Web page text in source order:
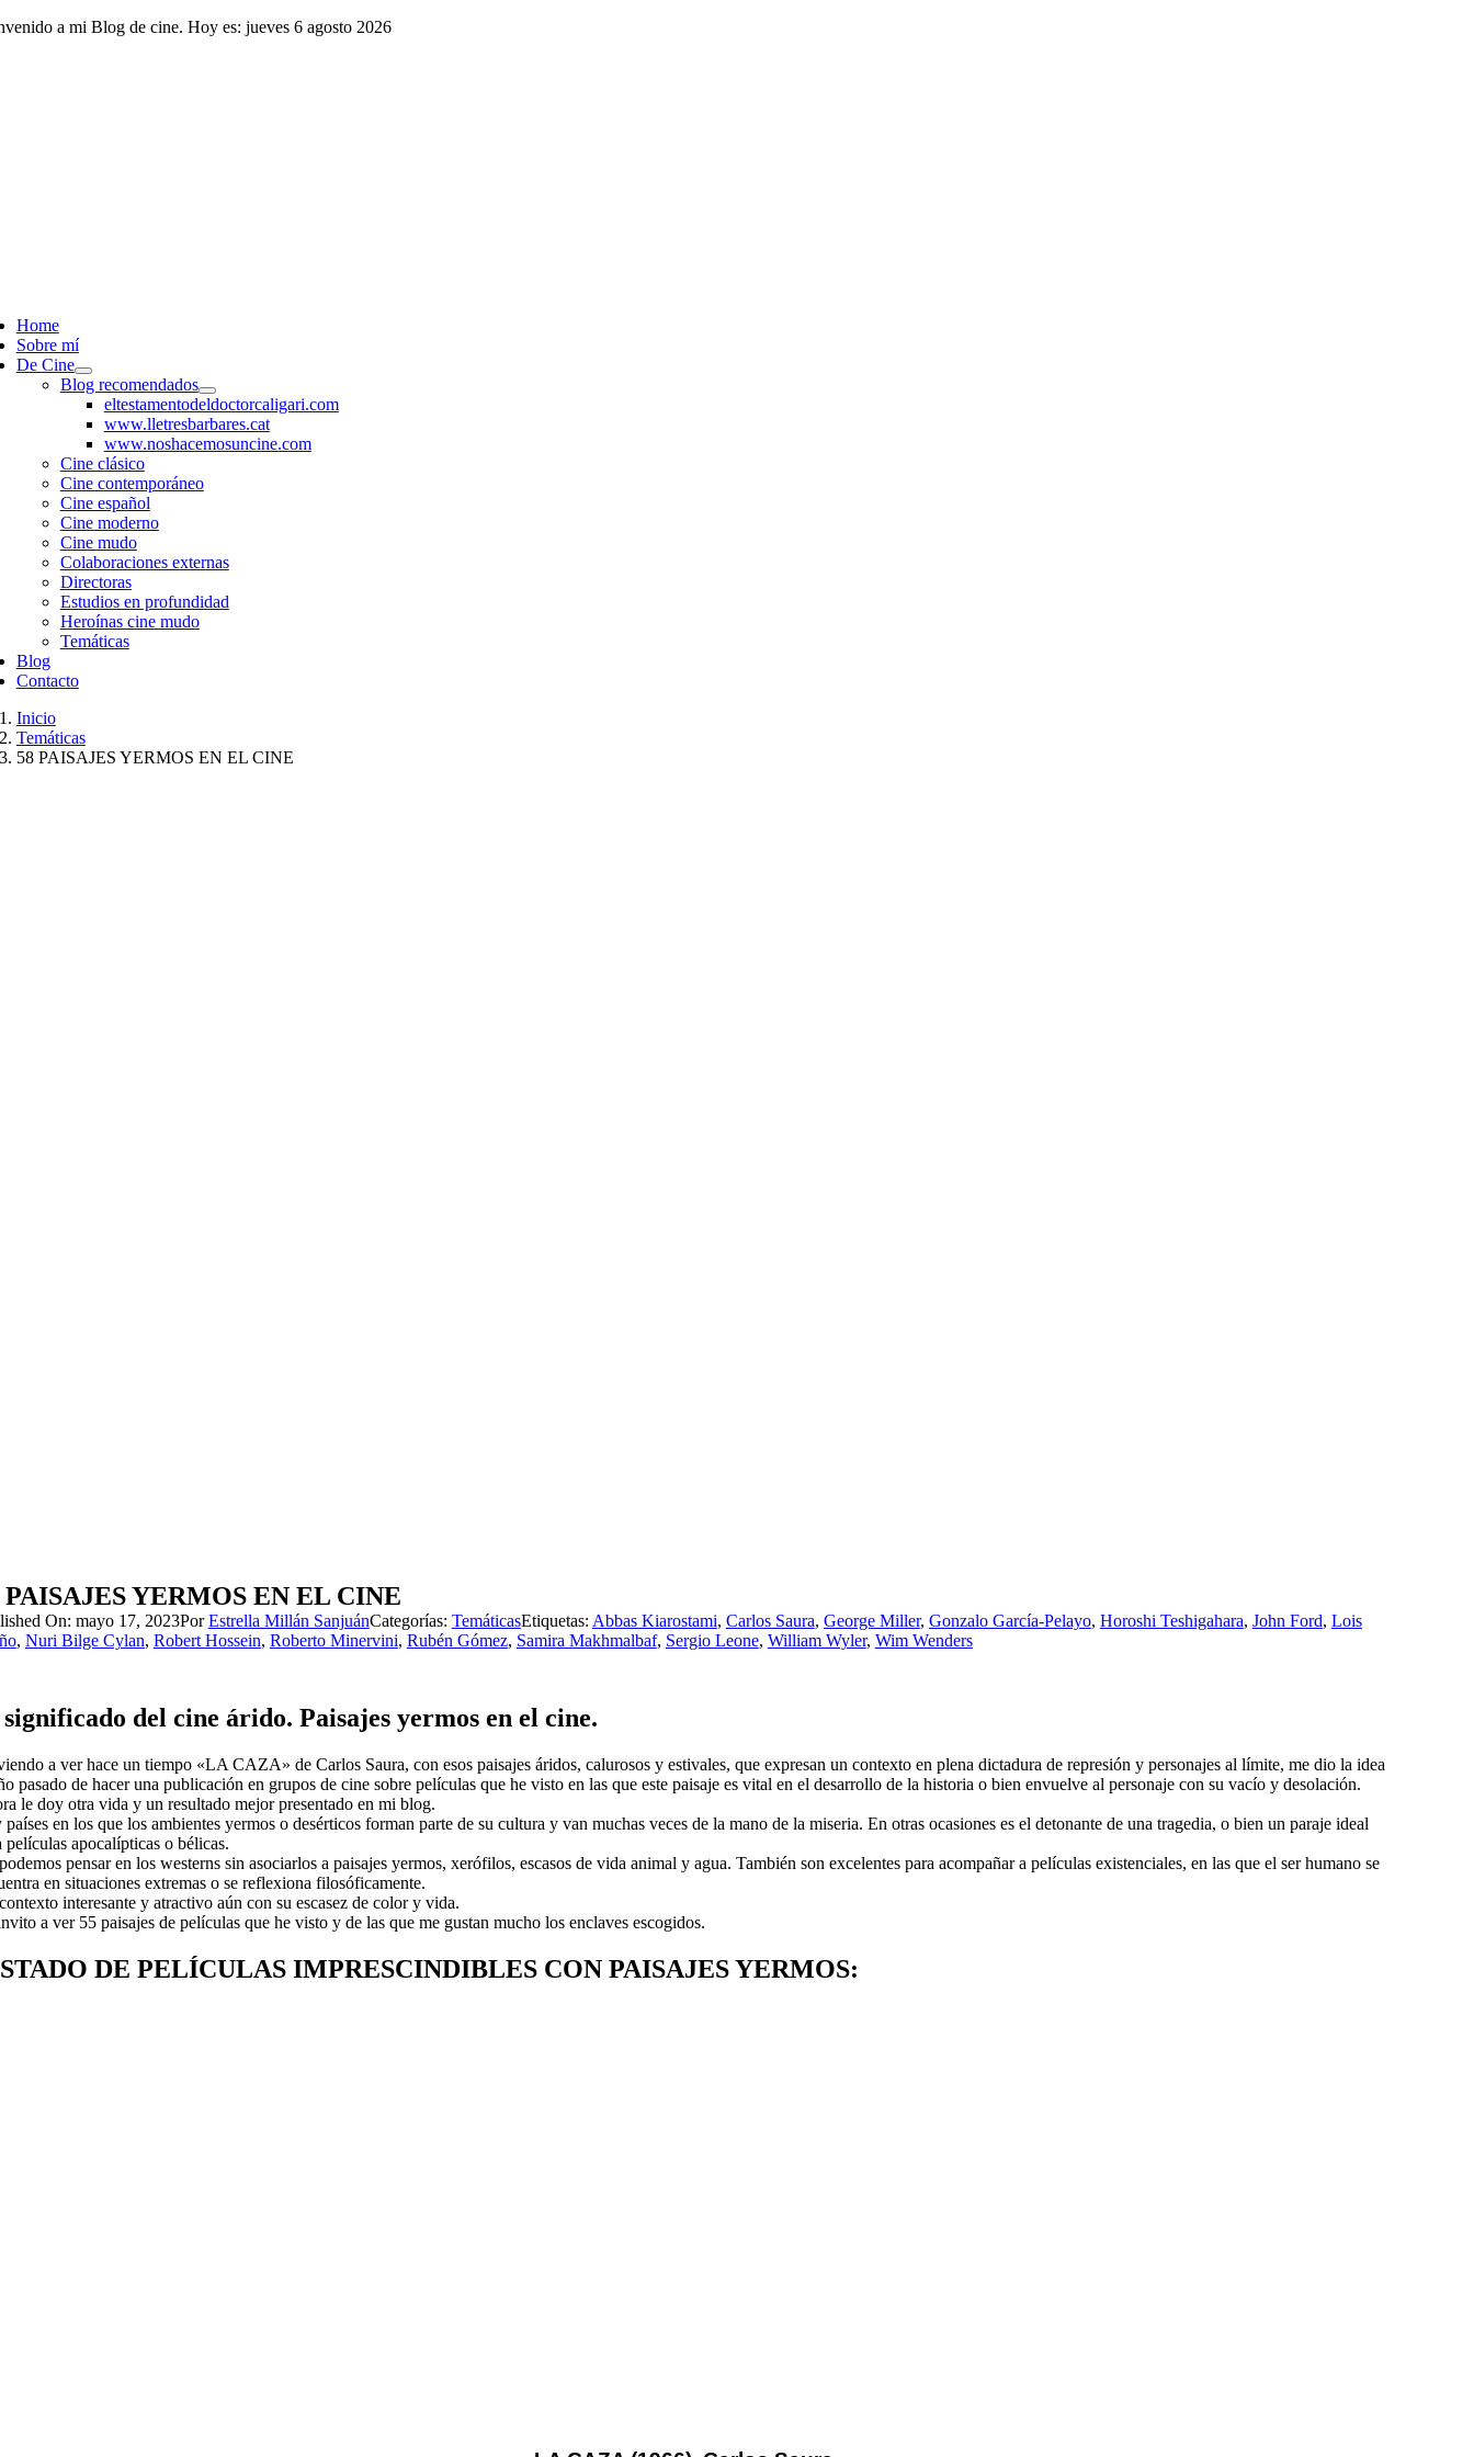
Saltar a mi Blog de cine. Hoy es: jueves 6 agosto 2026
Home
Sobre mí
De Cine
Blog recomendados
eltestamentodeldoctorcaligari.com
www.lletresbarbares.cat
www.noshacemosuncine.com
Cine clásico
Cine contemporáneo
Cine español
Cine moderno
Cine mudo
Colaboraciones externas
Directoras
Estudios en profundidad
Heroínas cine mudo
Temáticas
Blog
Contacto
Inicio
Temáticas
58 PAISAJES YERMOS EN EL CINE
PAISAJES YERMOS EN EL CINE
On: mayo 17, 2023PorEstrella Millán SanjuánCategorías: TemáticasEtiquetas: Abbas Kiarostami, Carlos Saura, George Miller, Gonzalo García-Pelayo, Horoshi Teshigahara, John Ford, Lois
, Nuri Bilge Cylan, Robert Hossein, Roberto Minervini, Rubén Gómez, Samira Makhmalbaf, Sergio Leone, William Wyler, Wim Wenders
del cine árido. Paisajes yermos en el cine.
a ver hace un tiempo «LA CAZA» de Carlos Saura, con esos paisajes áridos, calurosos y estivales, que expresan un contexto en plena dictadura de represión y personajes al límite, me dio la idea
pasado de hacer una publicación en grupos de cine sobre películas que he visto en las que este paisaje es vital en el desarrollo de la historia o bien envuelve al personaje con su vacío y desolación.
le doy otra vida y un resultado mejor presentado en mi blog.
países en los que los ambientes yermos o desérticos forman parte de su cultura y van muchas veces de la mano de la miseria. En otras ocasiones es el detonante de una tragedia, o bien un paraje ideal
películas apocalípticas o bélicas.
pensar en los westerns sin asociarlos a paisajes yermos, xerófilos, escasos de vida animal y agua. También son excelentes para acompañar a películas existenciales, en las que el ser humano se
en situaciones extremas o se reflexiona filosóficamente.
interesante y atractivo aún con su escasez de color y vida.
a ver 55 paisajes de películas que he visto y de las que me gustan mucho los enclaves escogidos.
DE PELÍCULAS IMPRESCINDIBLES CON PAISAJES YERMOS: